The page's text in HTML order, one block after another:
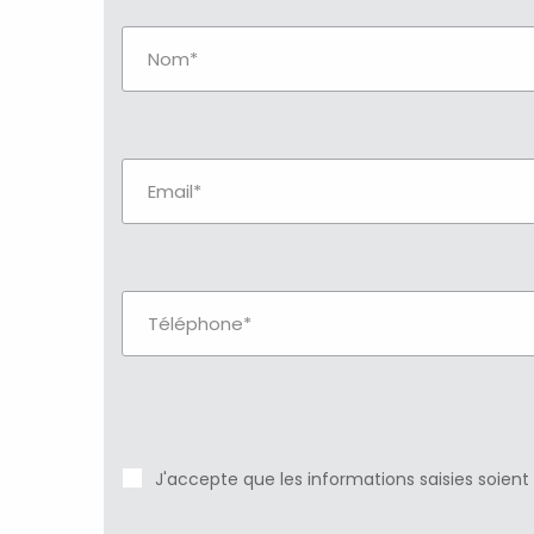
J'accepte que les informations saisies